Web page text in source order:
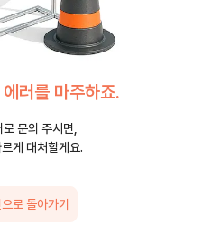
러를 마주하죠.
로 문의 주시면,
게 대처할게요.
로 돌아가기